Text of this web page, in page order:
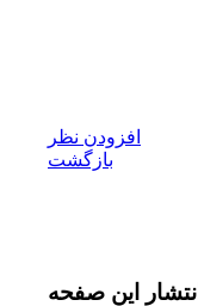
افزودن نظر
بازگشت
انتشار این صفحه